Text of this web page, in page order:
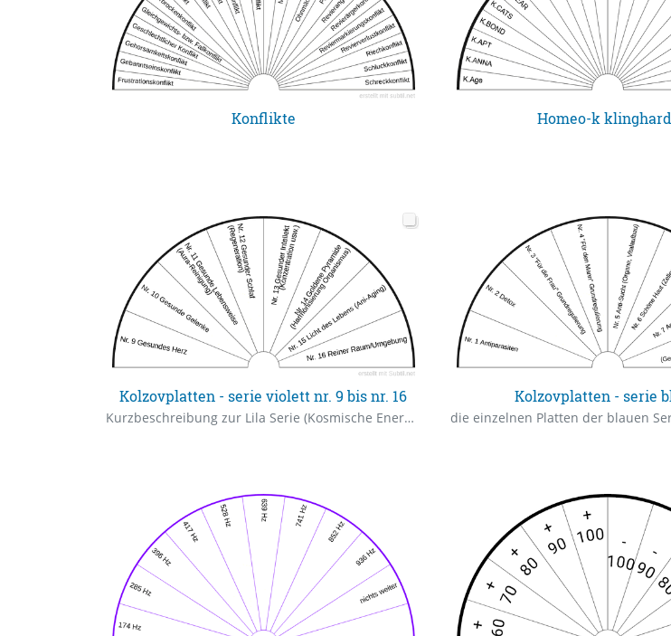
Konflikte Homeo-k
Kolzovplatten - serie violett nr. 9 bis nr. 16
Kurzbeschreibung zur Lila Serie (Kosmische Energetik)
Kolzovplatten - serie